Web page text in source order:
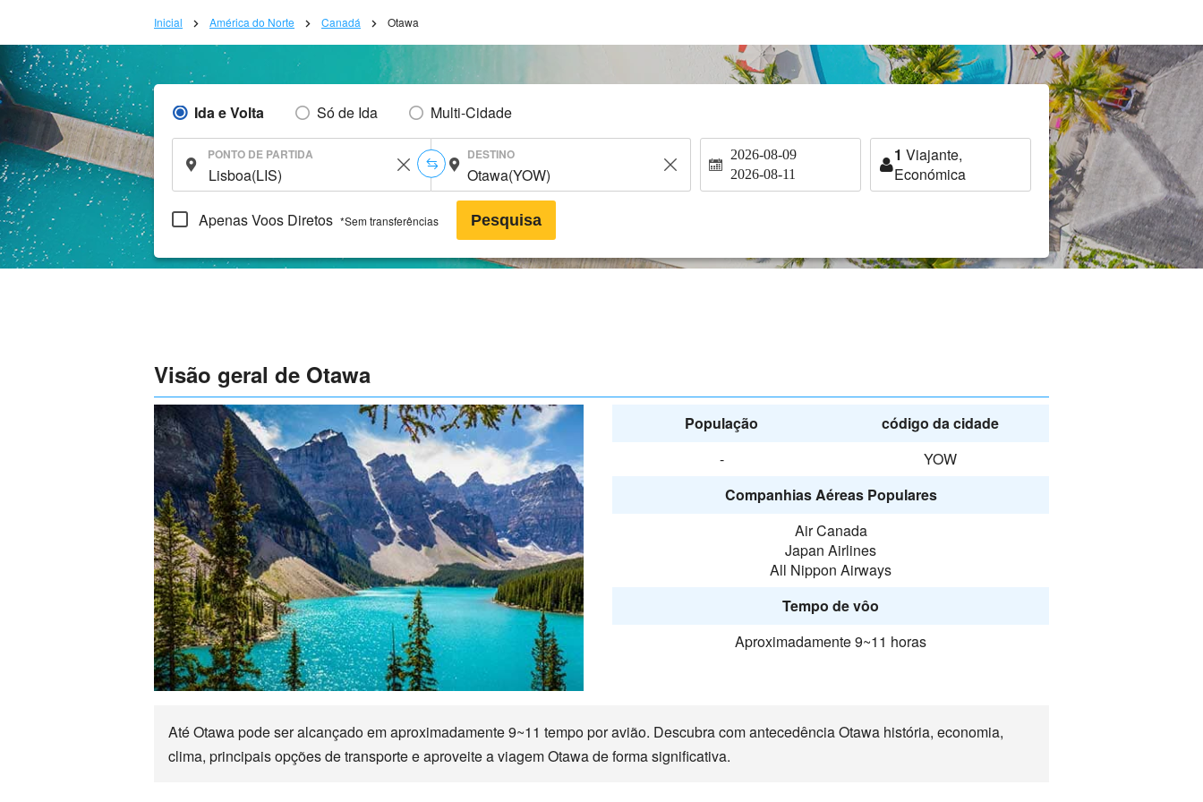
Inicial América do Norte Canadá Otawa
Ida e Volta Só de Ida Multi-Cidade
PONTO DE PARTIDA DESTINO 2026-08-09
2026-08-11
1 Viajante,
Económica
Apenas Voos Diretos *Sem transferências Pesquisa
Visão geral de Otawa
População
código da cidade
-
YOW
Companhias Aéreas Populares
Air Canada
Japan Airlines
All Nippon Airways
Tempo de vôo
Aproximadamente 9~11 horas
Até Otawa pode ser alcançado em aproximadamente 9~11 tempo por avião. Descubra com antecedência Otawa história, economia,
clima, principais opções de transporte e aproveite a viagem Otawa de forma significativa.